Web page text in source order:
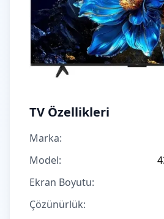
TV Özellikleri
Marka:
Model:
Ekran Boyutu:
Çözünürlük: